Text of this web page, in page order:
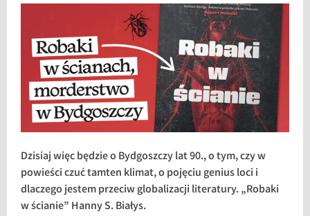
Dzisiaj więc będzie o Bydgoszczy lat 90., o tym, czy w
powieści czuć tamten klimat, o pojęciu genius loci i
dlaczego jestem przeciw globalizacji literatury. „Robaki
w ścianie” Hanny S. Białys.